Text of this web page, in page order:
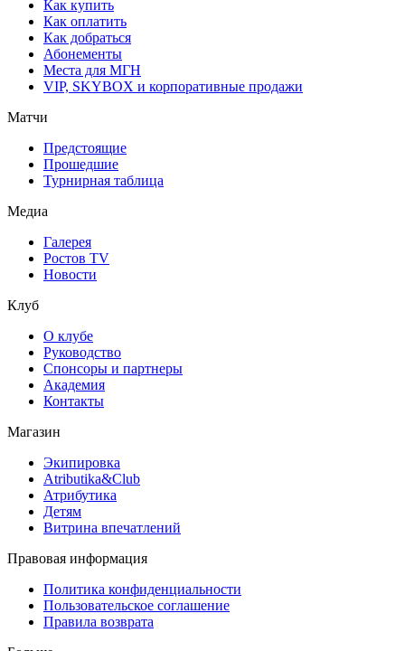
Как купить
Как оплатить
Как добраться
Абонементы
Места для МГН
VIP, SKYBOX и корпоративные продажи
Матчи
Предстоящие
Прошедшие
Турнирная таблица
Медиа
Галерея
Ростов TV
Новости
Клуб
О клубе
Руководство
Спонсоры и партнеры
Академия
Контакты
Магазин
Экипировка
Atributika&Club
Атрибутика
Детям
Витрина впечатлений
Правовая информация
Политика конфиденциальности
Пользовательское соглашение
Правила возврата